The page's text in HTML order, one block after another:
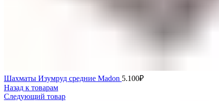
Шахматы Изумруд средние Madon 5.100₽
Назад к товарам
Следующий товар